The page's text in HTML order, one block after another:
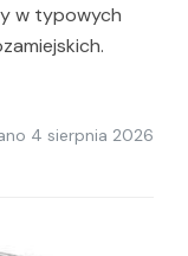
w typowych
4 sierpnia 2026